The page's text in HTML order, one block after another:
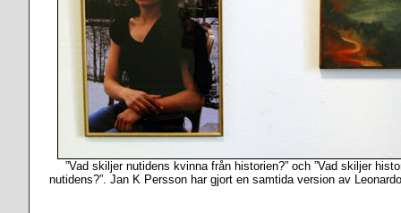
”Vad skiljer nutidens kvinna från historien?” och ”Vad skiljer
nutidens?”. Jan K Persson har gjort en samtida version av